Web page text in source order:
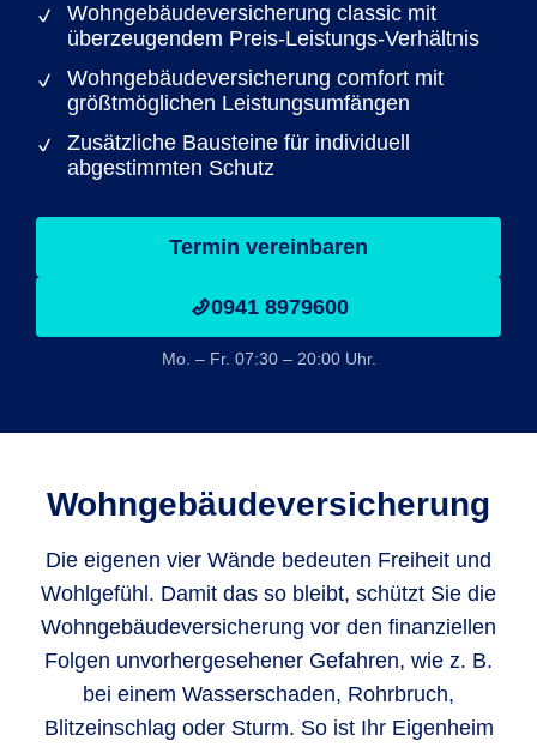
Wohngebäudeversicherung classic mit
überzeugendem Preis-Leistungs-Verhältnis
Wohngebäudeversicherung comfort mit
größtmöglichen Leistungsumfängen
Zusätzliche Bausteine für individuell
abgestimmten Schutz
Termin vereinbaren
0941 8979600
Mo. – Fr. 07:30 – 20:00 Uhr.
Wohngebäude­versicherung
Die eigenen vier Wände bedeuten Freiheit und
Wohlgefühl. Damit das so bleibt, schützt Sie die
Wohngebäudeversicherung vor den finanziellen
Folgen unvorhergesehener Gefahren, wie z. B.
bei einem Wasserschaden, Rohrbruch,
Blitzeinschlag oder Sturm. So ist Ihr Eigenheim